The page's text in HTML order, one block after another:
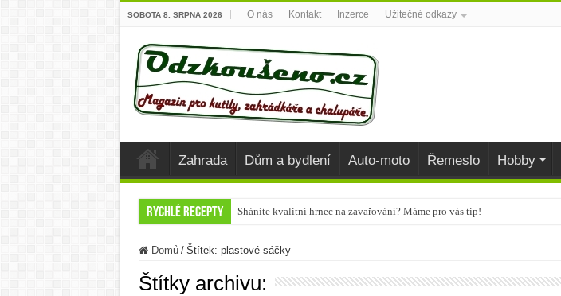
SOBOTA 8. SRPNA 2026 O nás Kontakt Inzerce Užitečné odkazy
Zahrada Dům a bydlení Auto-moto Řemeslo Hobby
Rychlé recepty Sháníte kvalitní hrnec na zavařování? Máme pro vás tip!
Nejlepší potraviny, které během podzimu dodají organismu vitamíny
Domů / Štítek: plastové sáčky
Štítky archivu: